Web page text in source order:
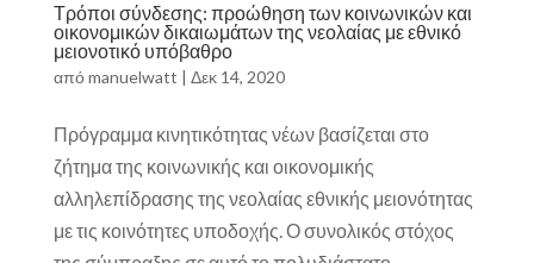
Τρόποι σύνδεσης: προώθηση των κοινωνικών και
οικονομικών δικαιωμάτων της νεολαίας με εθνικό
μειονοτικό υπόβαθρο
απόmanuelwatt | Δεκ 14, 2020
Πρόγραμμα κινητικότητας νέων βασίζεται στο
ζήτημα της κοινωνικής και οικονομικής
αλληλεπίδρασης της νεολαίας εθνικής μειονότητας
με τις κοινότητες υποδοχής. Ο συνολικός στόχος